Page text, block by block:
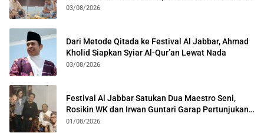
Kota Bogor
03/08/2026
Dari Metode Qitada ke Festival Al Jabbar, Ahmad
Kholid Siapkan Syiar Al-Qur’an Lewat Nada
03/08/2026
Festival Al Jabbar Satukan Dua Maestro Seni,
Rosikin WK dan Irwan Guntari Garap Pertunjukan
Kolosal
01/08/2026